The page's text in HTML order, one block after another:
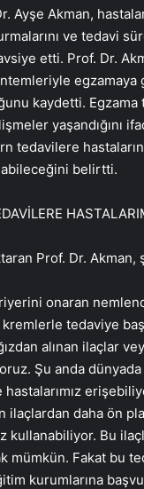
Ayşe Akman,
ve tedavi
etti. Prof. Dr.
egzamaya
kaydetti. Egzama
yaşandığını
tedavilere
belirtti.
Prof. Dr. Akman,
onaran
kremlerle tedaviye
alınan ilaçlar
Şu anda
ilaçlardan daha ön
kullanabiliyor. Bu
mümkün. Fakat bu
kurumlarına